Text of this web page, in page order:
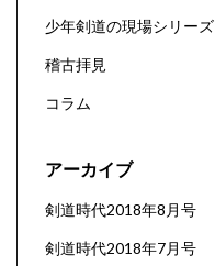
少年剣道の現場シリーズ
稽古拝見
コラム
アーカイブ
剣道時代2018年8月号
剣道時代2018年7月号